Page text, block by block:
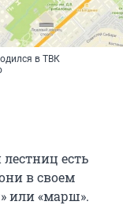
в ТВК
есть
в своем
или «марш».